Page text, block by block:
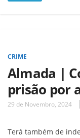
CRIME
Almada |
prisão por
29 de Novembro, 2024
Terá também de